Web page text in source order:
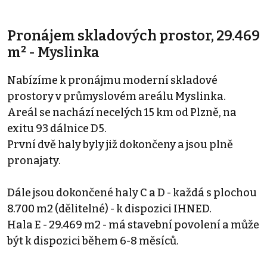
Pronájem skladových prostor, 29.469
m² - Myslinka
Nabízíme k pronájmu moderní skladové
prostory v průmyslovém areálu Myslinka.
Areál se nachází necelých 15 km od Plzně, na
exitu 93 dálnice D5.
První dvě haly byly již dokončeny a jsou plně
pronajaty.
Dále jsou dokončené haly C a D - každá s plochou
8.700 m2 (dělitelné) - k dispozici IHNED.
Hala E - 29.469 m2 - má stavební povolení a může
být k dispozici během 6-8 měsíců.